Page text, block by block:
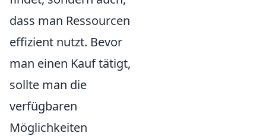
dass man Ressourcen
effizient nutzt. Bevor
man einen Kauf tätigt,
sollte man die
verfügbaren
Möglichkeiten